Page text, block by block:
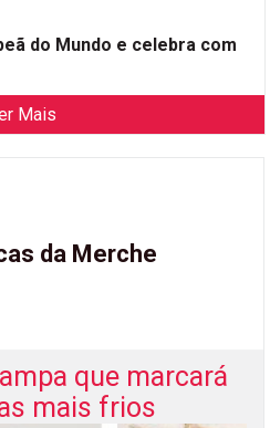
do Mundo e celebra com
Mais
da Merche
que marcará
mais frios